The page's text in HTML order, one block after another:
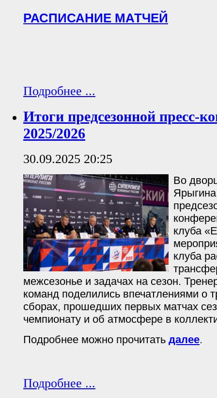
РАСПИСАНИЕ МАТЧЕЙ
Подробнее ...
Итоги предсезонной пресс-
2025/2026
30.09.2025 20:25
Во
клуба
клуба
межсезонье и задачах на сезон.
команд поделились впечатлениями о
сборах, прошедших первых матчах
чемпионату и об атмосфере в
Подробнее можно прочитать далее.
Подробнее ...